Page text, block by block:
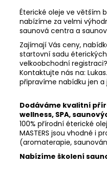
Éterické oleje ve větším
nabízíme za velmi
saunová centra a
Zajímají Vás ceny,
startovní sadu
velkoobchodní registraci?
Kontaktujte nás na:
připravíme nabídku jen a
Dodáváme kvalitní
wellness, SPA,
100% přírodní éterické
MASTERS jsou vhodné i
(aromaterapie,
Nabízíme školení